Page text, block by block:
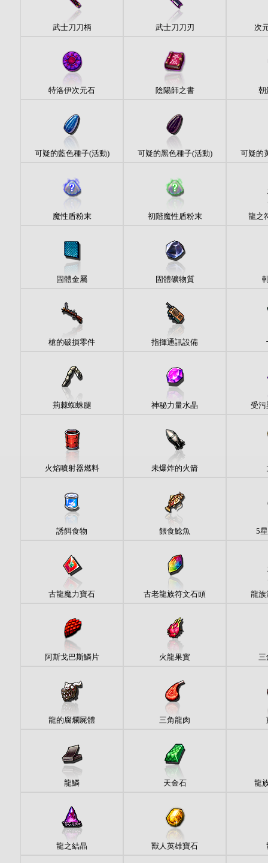
武士刀刀柄 武士刀刀刃 次
特洛伊次元石 陰陽師之書 朝
可疑的藍色種子(活動) 可疑的黑色種子(活動) 可疑的
魔性盾粉末 初階魔性盾粉末 龍之
固體金屬 固體礦物質
槍的破損零件 指揮通訊設備
荊棘蜘蛛腿 神秘力量水晶 受污
火焰噴射器燃料 未爆炸的火箭
誘餌食物 餵食鯰魚 5
古龍魔力寶石 古老龍族符文石頭 龍族
阿斯戈巴斯鱗片 火龍果實 三
龍的腐爛屍體 三角龍肉
龍鱗 天金石 龍
龍之結晶 獸人英雄寶石